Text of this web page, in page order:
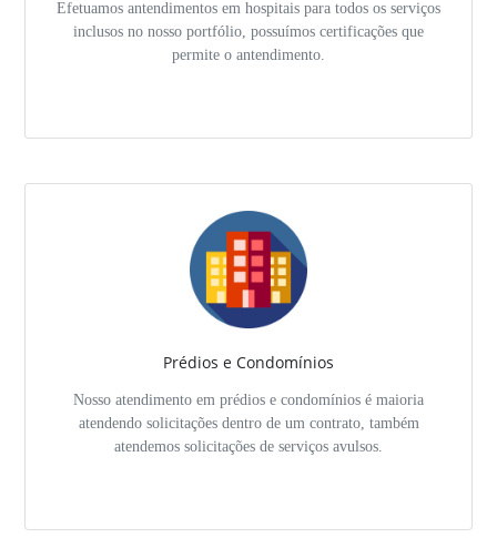
Efetuamos antendimentos em hospitais para todos os serviços
inclusos no nosso portfólio, possuímos certificações que
permite o antendimento.
Prédios e Condomínios
Nosso atendimento em prédios e condomínios é maioria
atendendo solicitações dentro de um contrato, também
atendemos solicitações de serviços avulsos.